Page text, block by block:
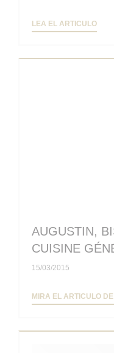
LEA EL ARTICULO
AUGUSTIN,
CUISINE
15/03/2015
MIRA EL ARTICULO